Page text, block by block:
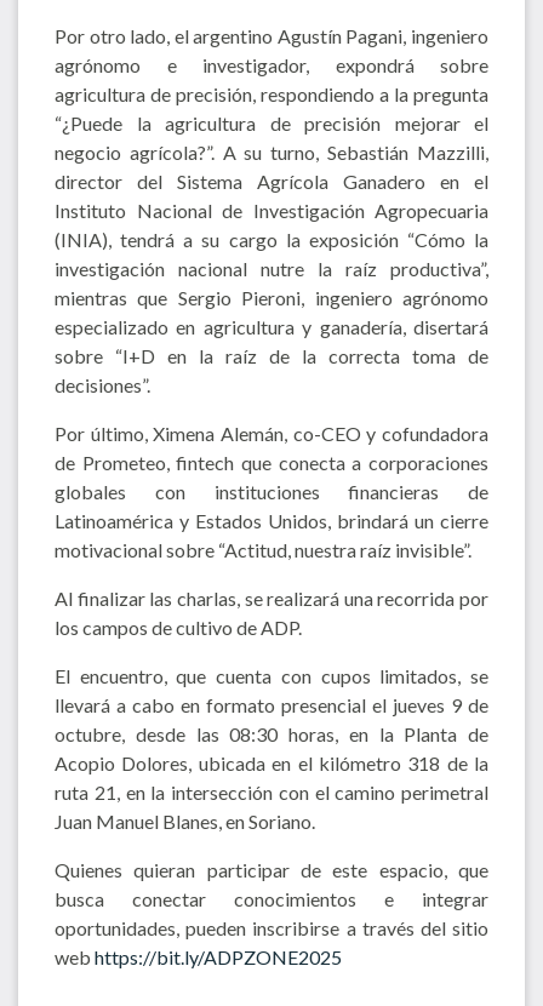
Por otro lado, el argentino Agustín Pagani, ingeniero
agrónomo e investigador, expondrá sobre
agricultura de precisión, respondiendo a la pregunta
“¿Puede la agricultura de precisión mejorar el
negocio agrícola?”. A su turno, Sebastián Mazzilli,
director del Sistema Agrícola Ganadero en el
Instituto Nacional de Investigación Agropecuaria
(INIA), tendrá a su cargo la exposición “Cómo la
investigación nacional nutre la raíz productiva”,
mientras que Sergio Pieroni, ingeniero agrónomo
especializado en agricultura y ganadería, disertará
sobre “I+D en la raíz de la correcta toma de
decisiones”.
Por último, Ximena Alemán, co-CEO y cofundadora
de Prometeo, fintech que conecta a corporaciones
globales con instituciones financieras de
Latinoamérica y Estados Unidos, brindará un cierre
motivacional sobre “Actitud, nuestra raíz invisible”.
Al finalizar las charlas, se realizará una recorrida por
los campos de cultivo de ADP.
El encuentro, que cuenta con cupos limitados, se
llevará a cabo en formato presencial el jueves 9 de
octubre, desde las 08:30 horas, en la Planta de
Acopio Dolores, ubicada en el kilómetro 318 de la
ruta 21, en la intersección con el camino perimetral
Juan Manuel Blanes, en Soriano.
Quienes quieran participar de este espacio, que
busca conectar conocimientos e integrar
oportunidades, pueden inscribirse a través del sitio
web https://bit.ly/ADPZONE2025